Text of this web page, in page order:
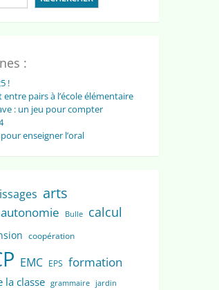
:
!
entre pairs à l’école élémentaire
: un jeu pour compter
enseigner l’oral
arts
autonomie Bulle calcul
coopération
EMC EPS formation
la classe grammaire jardin